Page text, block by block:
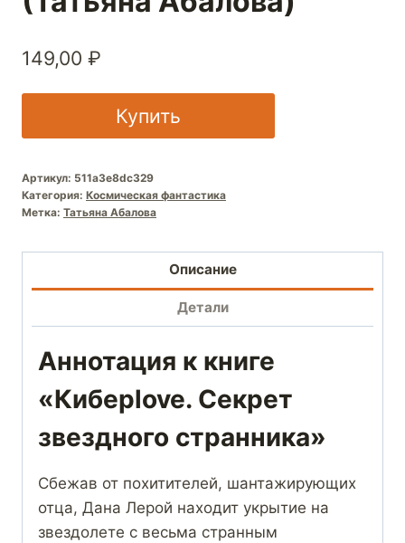
149,00 ₽
Купить
Артикул: 511a3e8dc329
Категория: Космическая фантастика
Метка: Татьяна Абалова
Описание
Детали
Аннотация к книге
«Киберlove. Секрет
звездного странника»
Сбежав от похитителей, шантажирующих
отца, Дана Лерой находит укрытие на
звездолете с весьма странным